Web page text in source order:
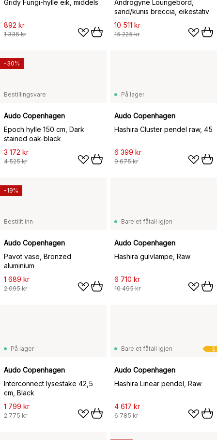
Gridy Fungi-hylle eik, middels
892 kr
1 335 kr
Androgyne Loungebord,
sand/kunis breccia, eikestativ
10 511 kr
15 225 kr
Bestillingsvare
Audo Copenhagen
Epoch hylle 150 cm, Dark
stained oak-black
3 172 kr
4 525 kr
-30%
På lager
Audo Copenhagen
Hashira Cluster pendel raw, 45
6 399 kr
9 675 kr
Bestillt inn
Audo Copenhagen
Pavot vase, Bronzed
aluminium
1 689 kr
2 095 kr
-19%
Bare et fåtall igjen
Audo Copenhagen
Hashira gulvlampe, Raw
6 710 kr
10 495 kr
På lager
Audo Copenhagen
Interconnect lysestake 42,5
cm, Black
1 799 kr
2 775 kr
E
Bare et fåtall igjen
Audo Copenhagen
Hashira Linear pendel, Raw
4 617 kr
6 785 kr